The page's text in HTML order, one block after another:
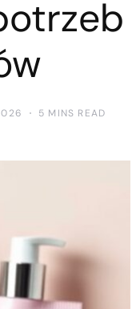
5 MINS READ